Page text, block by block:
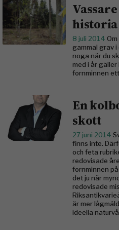
historia
8 juli 2014
gammal grav
noga när du
med i år
fornminnen
En
skott
27 juni 2014
finns inte.
och feta
redovisade
fornminnen
det ju när
redovisade
är mer
ideella